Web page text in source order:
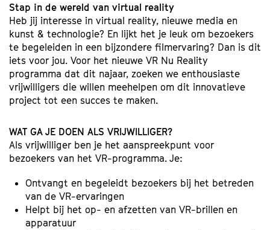
Stap in de wereld van virtual reality
Heb jij interesse in virtual reality, nieuwe media en
kunst & technologie? En lijkt het je leuk om bezoekers
te begeleiden in een bijzondere filmervaring? Dan is dit
iets voor jou. Voor het nieuwe VR Nu Reality
programma dat dit najaar, zoeken we enthousiaste
vrijwilligers die willen meehelpen om dit innovatieve
project tot een succes te maken.
WAT GA JE DOEN ALS VRIJWILLIGER?
Als vrijwilliger ben je het aanspreekpunt voor
bezoekers van het VR-programma. Je:
Ontvangt en begeleidt bezoekers bij het betreden
van de VR-ervaringen
Helpt bij het op- en afzetten van VR-brillen en
apparatuur